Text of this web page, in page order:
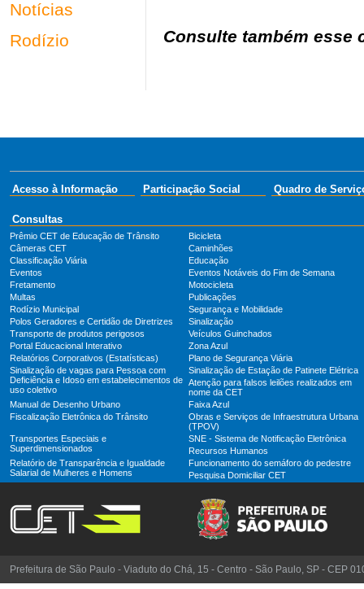
Notícias
Rodízio
Consulte também esse
Acesso à Informação Participação Social Quadro de
Consultas
Prêmio CET de Educação de Trânsito
Bicicleta
Câmeras CET
Caminhões
Classificação Viária
Educação
Eventos
Eventos Notáveis do Fim de Semana
Fretamento
Motocicleta
Multas
Publicações
Rodízio Municipal
Segurança e Mobilidade
Polos Geradores e Certidão de Diretrizes
Sinalização
Transporte de produtos perigosos
Veículos Guinchados
Portal Educacional Interativo
Zona Azul
Relatórios Corporativos (Estatísticas)
Plano de Segurança Viária
Sinalização de vagas para Pessoa com
Deficiência e Idoso em estabelecimentos de
uso coletivo
Sinalização de Estação de Patinete Elétrica
Atenção para falsos leilões realizados em
nome da CET
Manual de Desenho Urbano
Faixa Azul
Fiscalização Eletrônica do Trânsito
Obras e Serviços de Infraestrutura Urbana
(TPOV)
Transportes Especiais e
Superdimensionados
SNE - Sistema de Notificação Eletrônica
Recursos Humanos
Relatório de Transparência e Igualdade
Salarial de Mulheres e Homens
Funcionamento do semáforo do pedestre
Pesquisa Domiciliar CET
Prefeitura de São Paulo - Viaduto do Chá, 15 - Centro - São Paulo, SP - CEP